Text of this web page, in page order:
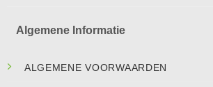
Algemene Informatie
ALGEMENE VOORWAARDEN